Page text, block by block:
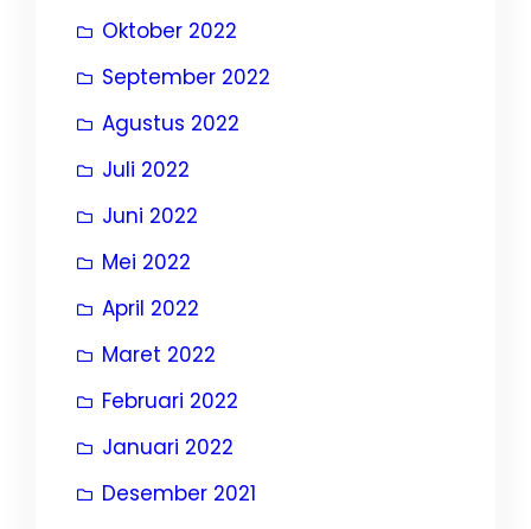
Oktober 2022
September 2022
Agustus 2022
Juli 2022
Juni 2022
Mei 2022
April 2022
Maret 2022
Februari 2022
Januari 2022
Desember 2021